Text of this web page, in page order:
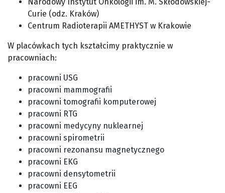
Curie (odz. Kraków)
Centrum Radioterapii AMETHYST w Krakowie
W placówkach tych kształcimy praktycznie w
pracowniach:
pracowni USG
pracowni mammografii
pracowni tomografii komputerowej
pracowni RTG
pracowni medycyny nuklearnej
pracowni spirometrii
pracowni rezonansu magnetycznego
pracowni EKG
pracowni densytometrii
pracowni EEG